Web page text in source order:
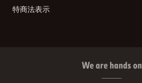
特商法表示
We are hands on